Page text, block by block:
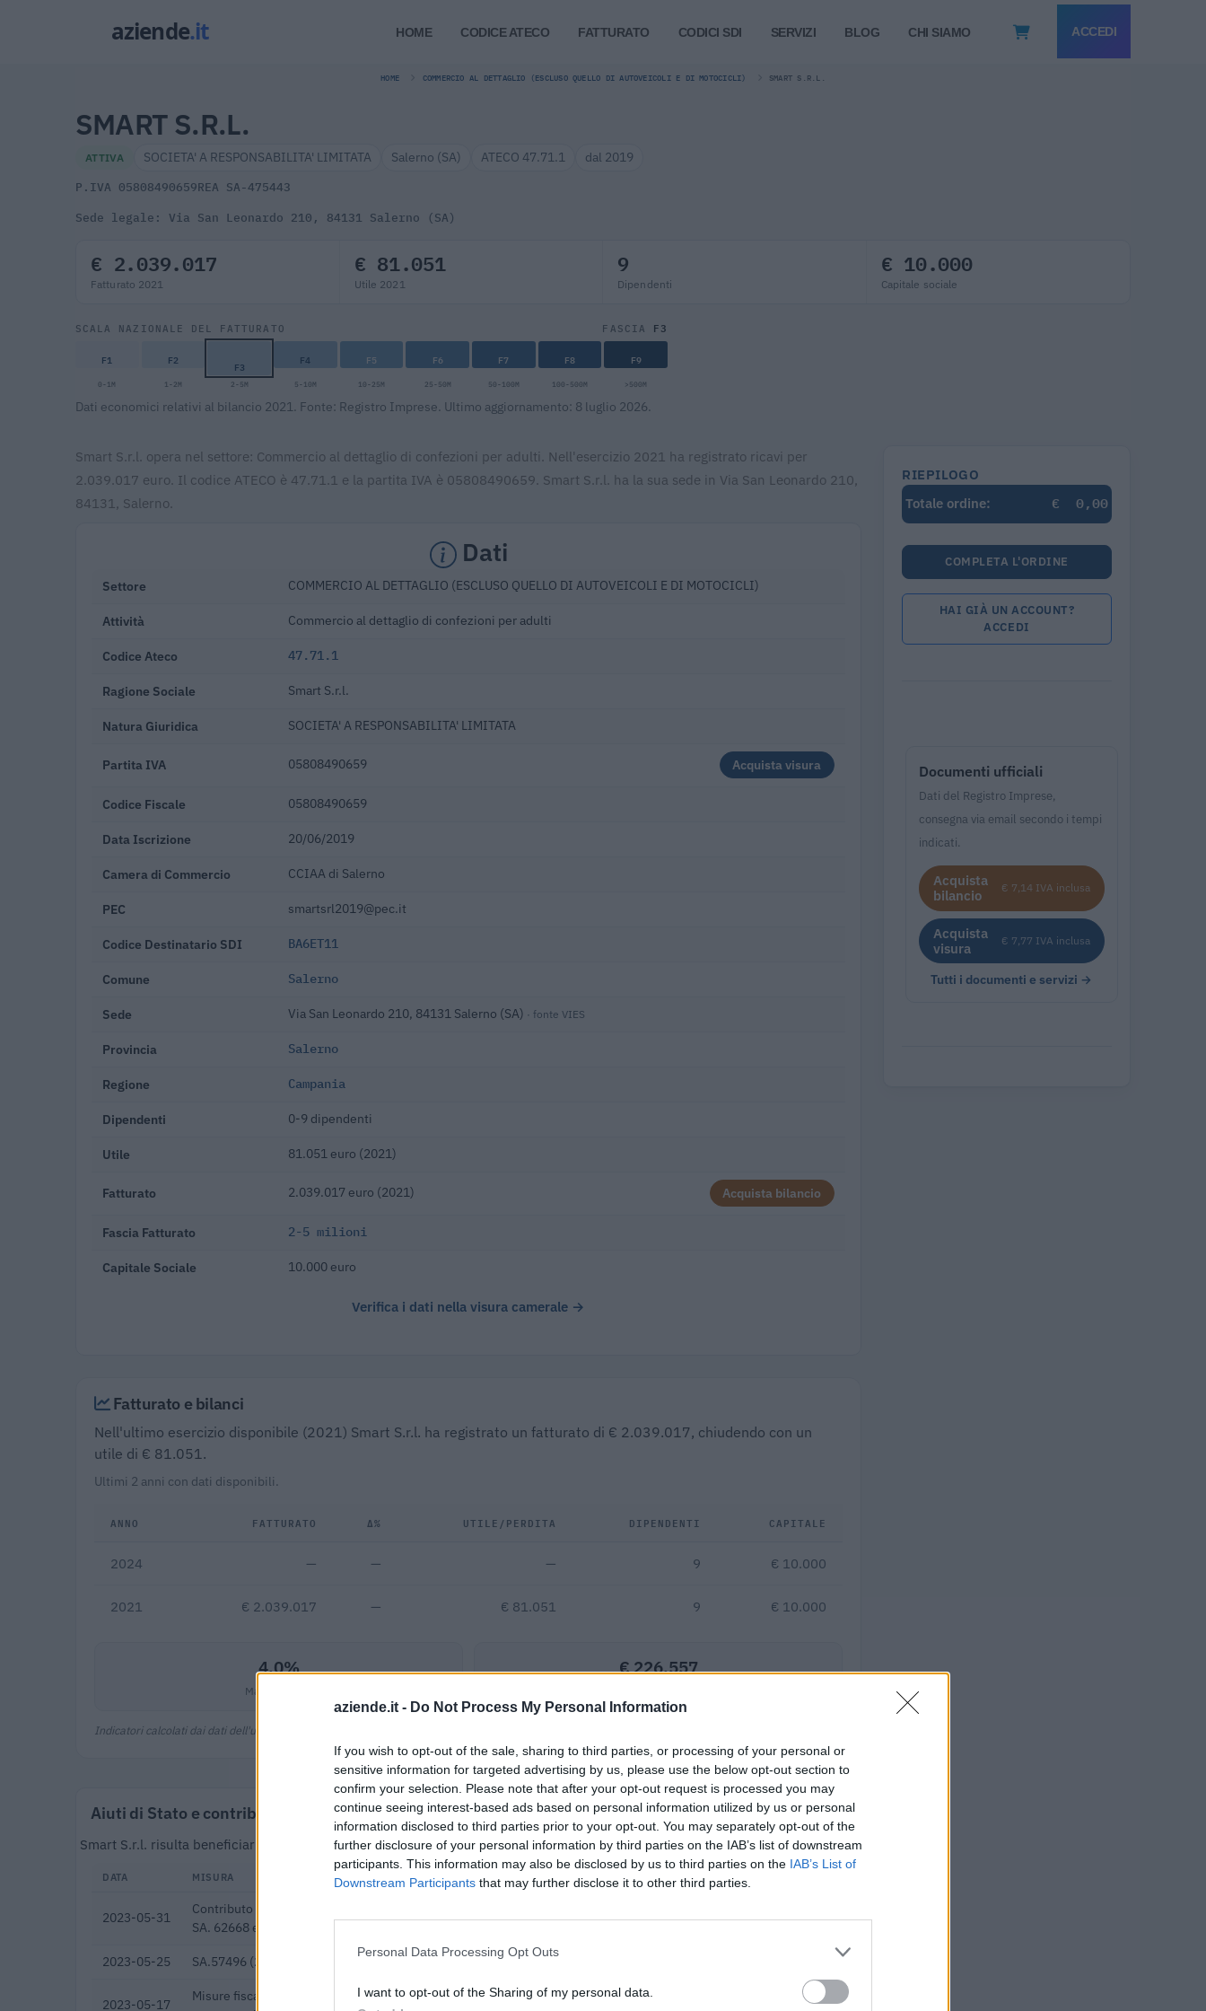
aziende.it - Do Not Process My Personal Information
If you wish to opt-out of the sale, sharing to third parties, or processing of your personal or
sensitive information for targeted advertising by us, please use the below opt-out section to
confirm your selection. Please note that after your opt-out request is processed you may
continue seeing interest-based ads based on personal information utilized by us or personal
information disclosed to third parties prior to your opt-out. You may separately opt-out of the
further disclosure of your personal information by third parties on the IAB’s list of downstream
participants. This information may also be disclosed by us to third parties on the IAB’s List of
Downstream Participants that may further disclose it to other third parties.
Personal Data Processing Opt Outs
I want to opt-out of the Sharing of my personal data.
HOME CODICE ATECO FATTURATO CODICI SDI SERVIZI BLOG CHI SIAMO ACCEDI
HOME COMMERCIO AL DETTAGLIO (ESCLUSO QUELLO DI AUTOVEICOLI E DI MOTOCICLI) SMART S.R.L.
SMART S.R.L.
ATTIVA SOCIETA' A RESPONSABILITA' LIMITATA Salerno (SA) ATECO 47.71.1 dal 2019
P.IVA 05808490659REA SA-475443
Sede legale: Via San Leonardo 210, 84131 Salerno (SA)
€ 2.039.017
Fatturato 2021
€ 81.051
Utile 2021
9
Dipendenti
€ 10.000
Capitale sociale
SCALA NAZIONALE DEL FATTURATO FASCIA F3
F1 F2 F3 F4 F5 F6 F7 F8 F9
0-1M 1-2M 2-5M 5-10M 10-25M 25-50M 50-100M 100-500M >500M
Dati economici relativi al bilancio 2021. Fonte: Registro Imprese. Ultimo aggiornamento: 8 luglio 2026.
Smart S.r.l. opera nel settore: Commercio al dettaglio di confezioni per adulti. Nell'esercizio 2021 ha registrato ricavi per
2.039.017 euro. Il codice ATECO è 47.71.1 e la partita IVA è 05808490659. Smart S.r.l. ha la sua sede in Via San Leonardo 210,
84131, Salerno.
Dati
Settore COMMERCIO AL DETTAGLIO (ESCLUSO QUELLO DI AUTOVEICOLI E DI MOTOCICLI)
Attività Commercio al dettaglio di confezioni per adulti
Codice Ateco 47.71.1
Ragione Sociale Smart S.r.l.
Natura Giuridica SOCIETA' A RESPONSABILITA' LIMITATA
Partita IVA 05808490659 Acquista visura
Codice Fiscale 05808490659
Data Iscrizione 20/06/2019
Camera di Commercio CCIAA di Salerno
PEC smartsrl2019@pec.it
Codice Destinatario SDI BA6ET11
Comune Salerno
Sede Via San Leonardo 210, 84131 Salerno (SA) · fonte VIES
Provincia Salerno
Regione Campania
Dipendenti 0-9 dipendenti
Utile 81.051 euro (2021)
Fatturato 2.039.017 euro (2021) Acquista bilancio
Fascia Fatturato 2-5 milioni
Capitale Sociale 10.000 euro
Verifica i dati nella visura camerale →
Fatturato e bilanci
Nell'ultimo esercizio disponibile (2021) Smart S.r.l. ha registrato un fatturato di € 2.039.017, chiudendo con un
utile di € 81.051.
Ultimi 2 anni con dati disponibili.
ANNO FATTURATO Δ% UTILE/PERDITA DIPENDENTI CAPITALE
2024 — — — 9 € 10.000
2021 € 2.039.017 — € 81.051 9 € 10.000
4,0%
Margine netto
€ 226.557
Indicatori calcolati dai dati dell'ultimo bilancio disponibile.
Aiuti di Stato e contributi pubblici
Smart S.r.l. risulta beneficiaria di 9 aiuti o contributi pubblici per un totale di 557.840 euro (2021–2023).
DATA MISURA ENTE CONCEDENTE
2023-05-31
Contributo a fondo perduto [e modifiche ai sensi della decisione
SA. 62668 e decisione C(2022) 171 final) SA 101076)
agenzia delle entrate 2.000 euro
2023-05-25 SA.57496 (2021/N) – Italy – Broadband vouchers for SMEs
2023-05-17
Misure fiscali automatiche e sovvenzioni a fondo perduto a
4.000 euro
RIEPILOGO
Totale ordine:
€ 0,00
COMPLETA L'ORDINE
HAI GIÀ UN ACCOUNT?
ACCEDI
Documenti ufficiali
Dati del Registro Imprese,
consegna via email secondo i tempi
indicati.
Acquista
bilancio
€ 7,14 IVA inclusa
Acquista
visura
€ 7,77 IVA inclusa
Tutti i documenti e servizi →